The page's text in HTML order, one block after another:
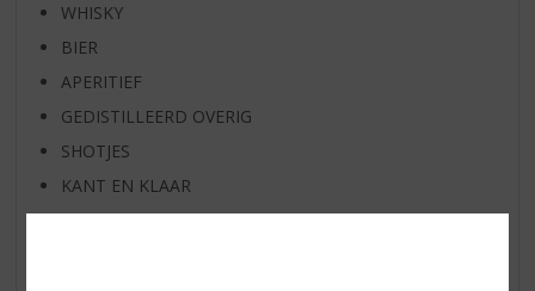
WHISKY
BIER
APERITIEF
GEDISTILLEERD OVERIG
SHOTJES
KANT EN KLAAR
FRISDRANK